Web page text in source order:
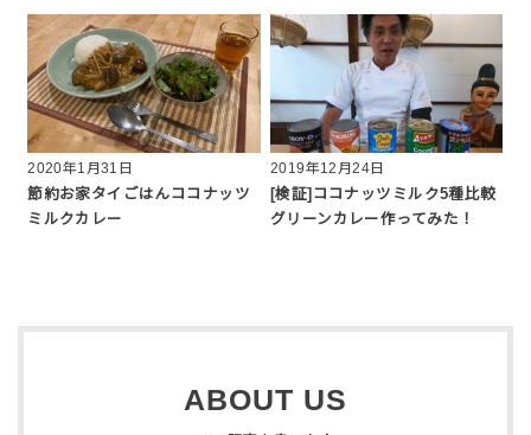
2020年1月31日
節約お家タイごはんココナッツ
ミルクカレー
2019年12月24日
[検証]ココナッツミルク5種比較
グリーンカレー作ってみた！
ABOUT US